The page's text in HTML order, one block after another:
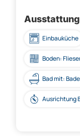
Einbauküche
Boden:
Bad mit:
Ausrichtung